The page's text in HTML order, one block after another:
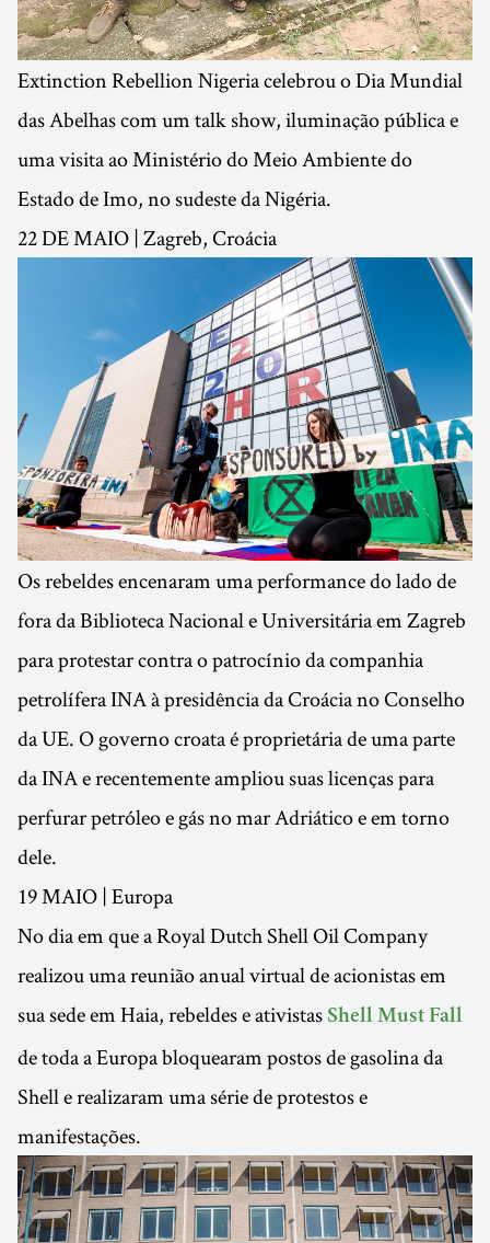
Extinction Rebellion Nigeria celebrou o Dia Mundial
das Abelhas com um talk show, iluminação pública e
uma visita ao Ministério do Meio Ambiente do
Estado de Imo, no sudeste da Nigéria.
22 DE MAIO | Zagreb, Croácia
Os rebeldes encenaram uma performance do lado de
fora da Biblioteca Nacional e Universitária em Zagreb
para protestar contra o patrocínio da companhia
petrolífera INA à presidência da Croácia no Conselho
da UE. O governo croata é proprietária de uma parte
da INA e recentemente ampliou suas licenças para
perfurar petróleo e gás no mar Adriático e em torno
dele.
19 MAIO | Europa
No dia em que a Royal Dutch Shell Oil Company
realizou uma reunião anual virtual de acionistas em
sua sede em Haia, rebeldes e ativistas Shell Must Fall
de toda a Europa bloquearam postos de gasolina da
Shell e realizaram uma série de protestos e
manifestações.